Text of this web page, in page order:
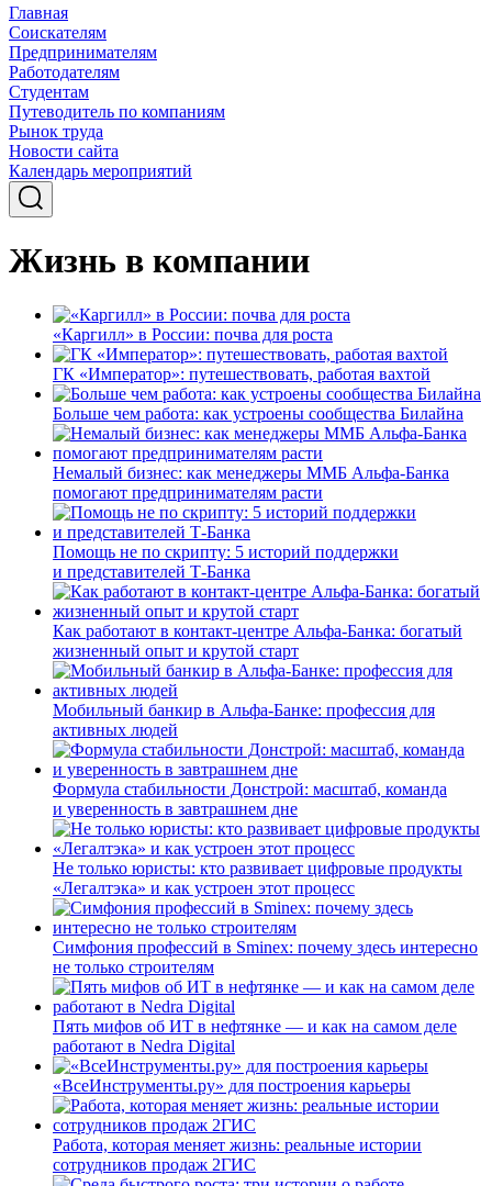
Главная
Соискателям
Предпринимателям
Работодателям
Студентам
Путеводитель по компаниям
Рынок труда
Новости сайта
Календарь мероприятий
Жизнь в компании
«Каргилл» в России: почва для роста
ГК «Император»: путешествовать, работая вахтой
Больше чем работа: как устроены сообщества Билайна
Немалый бизнес: как менеджеры ММБ Альфа-Банка
помогают предпринимателям расти
Помощь не по скрипту: 5 историй поддержки
и представителей Т-Банка
Как работают в контакт-центре Альфа-Банка: богатый
жизненный опыт и крутой старт
Мобильный банкир в Альфа-Банке: профессия для
активных людей
Формула стабильности Донстрой: масштаб, команда
и уверенность в завтрашнем дне
Не только юристы: кто развивает цифровые продукты
«Легалтэка» и как устроен этот процесс
Симфония профессий в Sminex: почему здесь интересно
не только строителям
Пять мифов об ИТ в нефтянке — и как на самом деле
работают в Nedra Digital
«ВсеИнструменты.ру» для построения карьеры
Работа, которая меняет жизнь: реальные истории
сотрудников продаж 2ГИС